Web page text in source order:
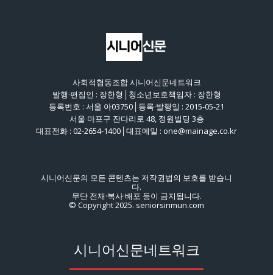
사회적협동조합 시니어신문네트워크
발행·편집인 : 장한형│청소년보호책임자 : 장한형
등록번호 : 서울 아03750│등록·발행일 : 2015-05-21
서울 마포구 잔다리로 48, 정원빌딩 3층
대표전화 : 02-2654-1400│대표메일 : one@mainage.co.kr
시니어신문의 모든 콘텐츠는 저작권법의 보호를 받습니
다.
무단 전재·복사·배포 등이 금지됩니다.
© Copyright 2025. seniorsinmun.com
시니어신문네트워크